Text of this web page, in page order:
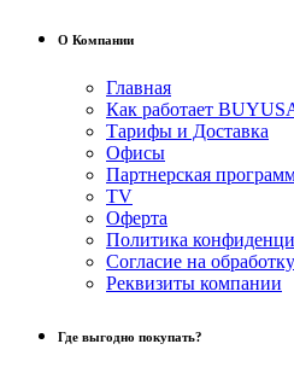
О Компании
Главная
Как работает
Тарифы и Доставка
Офисы
Партнерская
TV
Оферта
Политика
Согласие на
Реквизиты компании
Где выгодно покупать?